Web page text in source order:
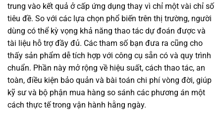
trung vào kết quả ở cấp ứng dụng thay vì chỉ một vài chỉ số
tiêu đề. So với các lựa chọn phổ biến trên thị trường, người
dùng có thể kỳ vọng khả năng thao tác dự đoán được và
tài liệu hỗ trợ đầy đủ. Các tham số bạn đưa ra cũng cho
thấy sản phẩm dễ tích hợp với công cụ sẵn có và quy trình
chuẩn. Phần này mở rộng về hiệu suất, cách thao tác, an
toàn, điều kiện bảo quản và bài toán chi phí vòng đời, giúp
kỹ sư và bộ phận mua hàng so sánh các phương án một
cách thực tế trong vận hành hằng ngày.